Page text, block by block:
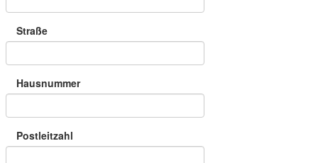
Straße
Hausnummer
Postleitzahl